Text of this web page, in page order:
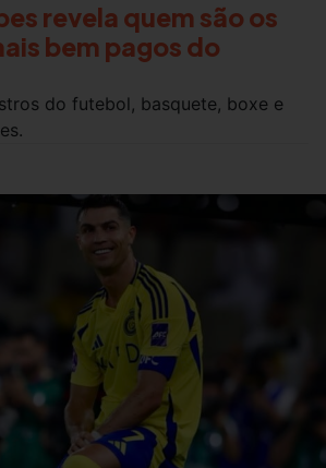
revela quem são os
bem pagos do
do futebol, basquete, boxe e